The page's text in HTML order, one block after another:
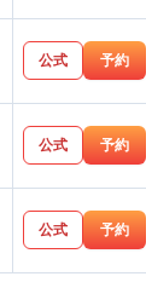
公式 予約
公式 予約
公式 予約